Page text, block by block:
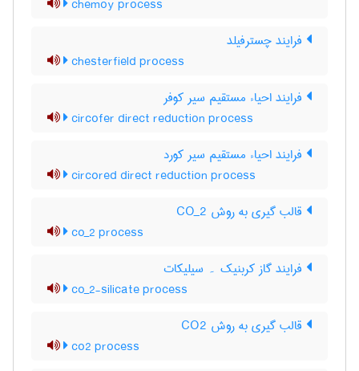
chemoy process
فرایند چسترفیلد
chesterfield process
فرایند احیاء مستقیم سیر کوفر
circofer direct reduction process
فرایند احیاء مستقیم سیر کورد
circored direct reduction process
قالب گیری به روش CO_2
co_2 process
فرایند گاز کربنیک ۔ سیلیکات
co_2-silicate process
قالب گیری به روش CO2
co2 process